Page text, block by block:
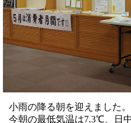
小雨の降る朝を迎えました。
今朝の最低気温は7.3℃、日